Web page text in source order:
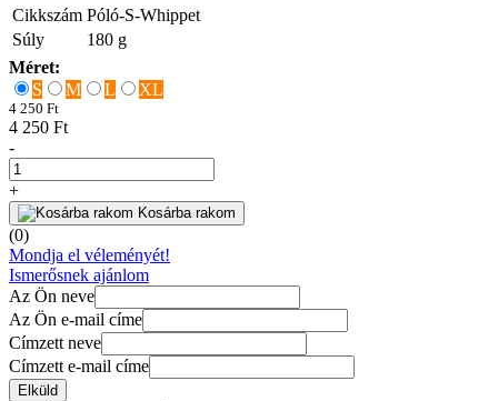
Cikkszám Póló-S-Whippet
Súly
180 g
Méret:
S
M L XL
4 250 Ft
4 250 Ft
-
+
Kosárba rakom
(0)
Mondja el véleményét!
Ismerősnek ajánlom
Az Ön neve
Az Ön e-mail címe
Címzett neve
Címzett e-mail címe
Elküld